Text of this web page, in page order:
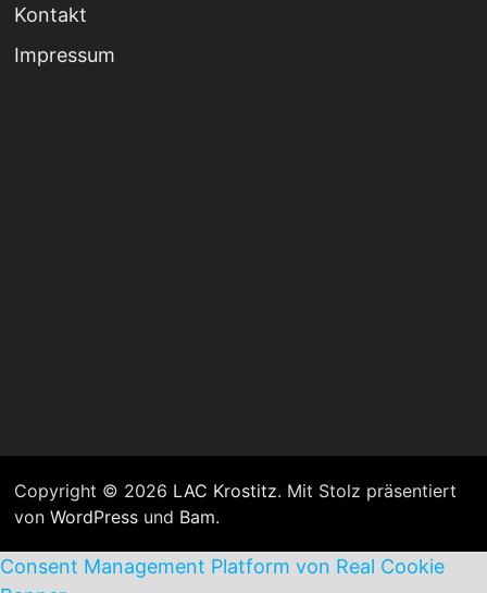
Kontakt
Impressum
Copyright © 2026 LAC Krostitz. Mit Stolz präsentiert
von WordPressund Bam.
Consent Management Platform von Real Cookie